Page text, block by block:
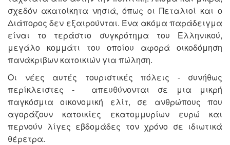
σχεδόν ακατοίκητα νησιά, όπως οι Πεταλιοί και ο
Διάπορος δεν εξαιρούνται. Ένα ακόμα παράδειγμα
είναι το τεράστιο συγκρότημα του Ελληνικού,
μεγάλο κομμάτι του οποίου αφορά οικοδόμηση
πανάκριβων κατοικιών για πώληση.
Οι νέες αυτές τουριστικές πόλεις - συνήθως
περίκλειστες - απευθύνονται σε μια μικρή
παγκόσμια οικονομική ελίτ, σε ανθρώπους που
αγοράζουν κατοικίες εκατομμυρίων ευρώ και
περνούν λίγες εβδομάδες τον χρόνο σε ιδιωτικά
θέρετρα.